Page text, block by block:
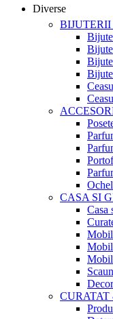
Diverse
CASA SI
Casa
CURATAT